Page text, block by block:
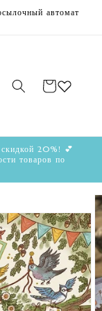
автомат
Корзина
скидкой 20%! 💕
товаров по